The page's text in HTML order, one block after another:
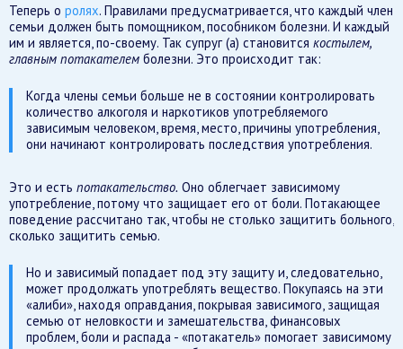
Теперь о ролях. Правилами предусматривается, что каждый член
семьи должен быть помощником, пособником болезни. И каждый
им и является, по-своему. Так супруг (а) становится костылем,
главным потакателемболезни. Это происходит так:
Когда члены семьи больше не в состоянии контролировать
количество алкоголя и наркотиков употребляемого
зависимым человеком, время, место, причины употребления,
они начинают контролировать последствия употребления.
Это и есть потакательство. Оно облегчает зависимому
употребление, потому что защищает его от боли. Потакающее
поведение рассчитано так, чтобы не столько защитить больного,
сколько защитить семью.
Но и зависимый попадает под эту защиту и, следовательно,
может продолжать употреблять вещество. Покупаясь на эти
«алиби», находя оправдания, покрывая зависимого, защищая
семью от неловкости и замешательства, финансовых
проблем, боли и распада - «потакатель» помогает зависимому